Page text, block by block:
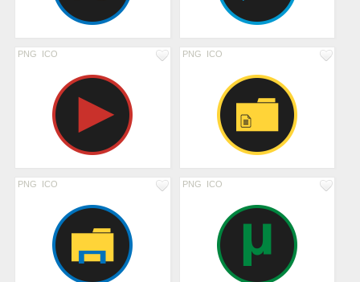
PNG ICO PNG ICO
PNG ICO PNG ICO